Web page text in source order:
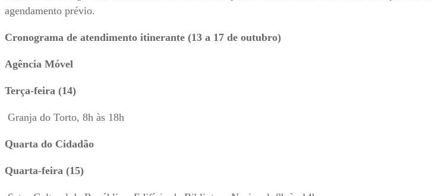
agendamento prévio.
Cronograma de atendimento itinerante (13 a 17 de outubro)
Agência Móvel
Terça-feira (14)
Granja do Torto, 8h às 18h
Quarta do Cidadão
Quarta-feira (15)